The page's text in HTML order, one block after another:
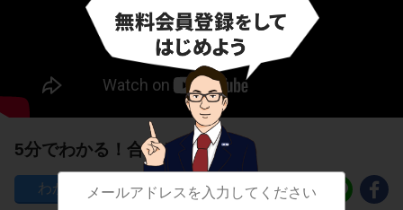
5分でわかる！合同とは？
674